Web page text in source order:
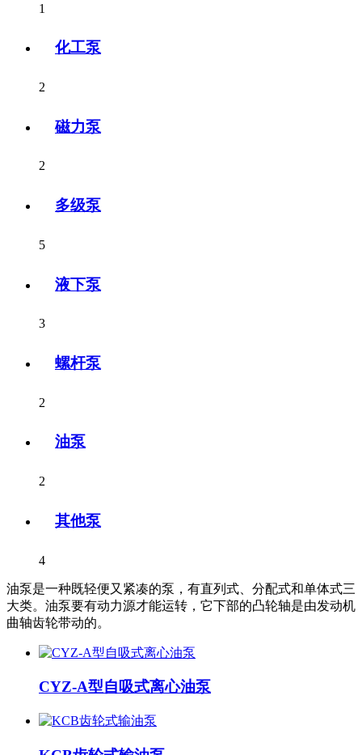
1
化工泵
2
磁力泵
2
多级泵
5
液下泵
3
螺杆泵
2
油泵
2
其他泵
4
油泵是一种既轻便又紧凑的泵，有直列式、分配式和单体式三
大类。油泵要有动力源才能运转，它下部的凸轮轴是由发动机
曲轴齿轮带动的。
CYZ-A型自吸式离心油泵